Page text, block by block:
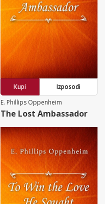
Kupi
Izposodi
E. Phillips Oppenheim
The Lost Ambassador